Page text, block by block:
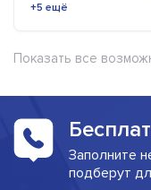
+5 ещё
Показать все
Заполните
подберут